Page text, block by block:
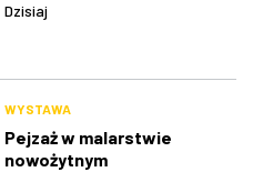
Dzisiaj
WYSTAWA
Pejzaż w malarstwie
nowożytnym